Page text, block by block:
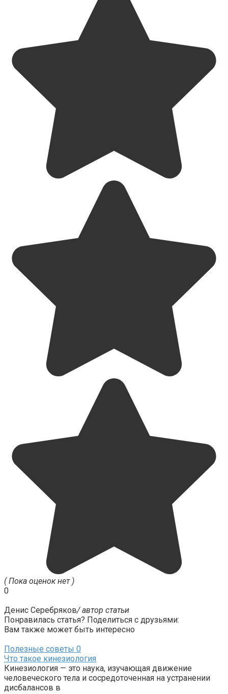
( Пока оценок нет )
0
Денис Серебряков/ автор статьи
Понравилась статья? Поделиться с друзьями:
Вам также может быть интересно
Полезные советы 0
Что такое кинезиология
Кинезиология — это наука, изучающая движение
человеческого тела и сосредоточенная на устранении
дисбалансов в